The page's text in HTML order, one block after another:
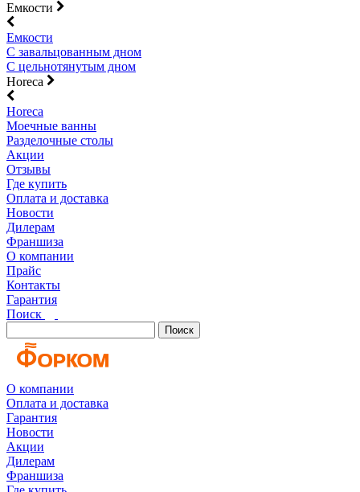
Емкости
Емкости
С завальцованным дном
С цельнотянутым дном
Horeca
Horeca
Моечные ванны
Разделочные столы
Акции
Отзывы
Где купить
Оплата и доставка
Новости
Дилерам
Франшиза
О компании
Прайс
Контакты
Гарантия
Поиск
Поиск
О компании
Оплата и доставка
Гарантия
Новости
Акции
Дилерам
Франшиза